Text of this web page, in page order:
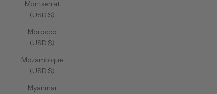
Montserrat
(USD $)
Morocco
(USD $)
Mozambique
(USD $)
Myanmar